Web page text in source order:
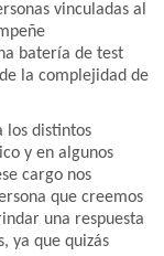
vinculadas al
batería de test
la complejidad de
los distintos
y en algunos
cargo nos
que creemos
una respuesta
ya que quizás